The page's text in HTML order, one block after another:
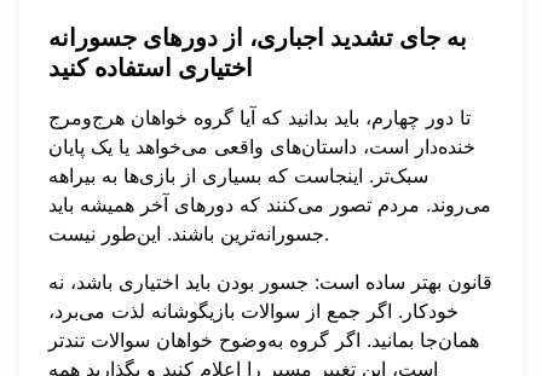
به جای تشدید اجباری، از دورهای جسورانه
اختیاری استفاده کنید
تا دور چهارم، باید بدانید که آیا گروه خواهان هرج‌ومرج
خنده‌دار است، داستان‌های واقعی می‌خواهد یا یک پایان
سبک‌تر. اینجاست که بسیاری از بازی‌ها به بیراهه
می‌روند. مردم تصور می‌کنند که دورهای آخر همیشه باید
جسورانه‌ترین باشند. این‌طور نیست.
قانون بهتر ساده است: جسور بودن باید اختیاری باشد، نه
خودکار. اگر جمع از سوالات بازیگوشانه لذت می‌برد،
همان‌جا بمانید. اگر گروه به‌وضوح خواهان سوالات تندتر
است، این تغییر مسیر را اعلام کنید و بگذارید همه